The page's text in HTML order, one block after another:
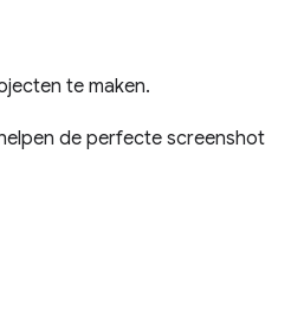
te maken.
de perfecte screenshot